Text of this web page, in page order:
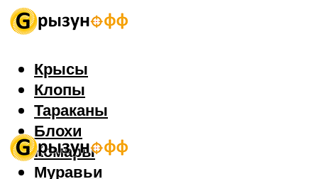
Крысы
Клопы
Тараканы
Блохи
Комары
Муравьи